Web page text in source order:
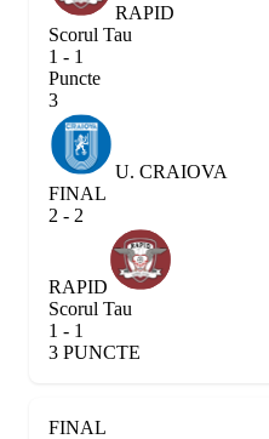
RAPID
Scorul Tau
1 - 1
Puncte
3
U. CRAIOVA
FINAL
2 - 2
RAPID
Scorul Tau
1 - 1
3 PUNCTE
FINAL